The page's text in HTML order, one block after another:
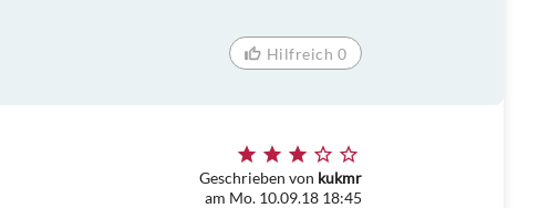
Hilfreich 0
Geschrieben von kukmr
am Mo. 10.09.18 18:45